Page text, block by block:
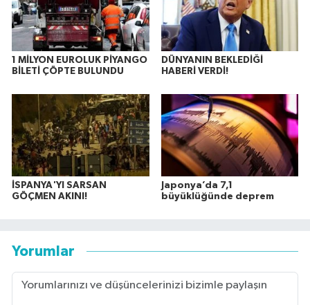
1 MİLYON EUROLUK PİYANGO
BİLETİ ÇÖPTE BULUNDU
DÜNYANIN BEKLEDİĞİ
HABERİ VERDİ!
İSPANYA'YI SARSAN
GÖÇMEN AKINI!
Japonya’da 7,1
büyüklüğünde deprem
Yorumlar